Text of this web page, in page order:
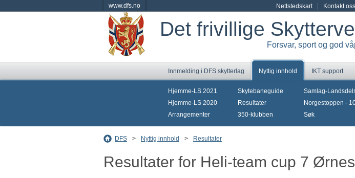
www.dfs.no Nettstedskart Kontakt oss
Det frivillige
Forsvar, sport og god
Innmelding i DFS skytterlag Nyttig innhold IKT support
Hjemme-LS 2021
Hjemme-LS 2020
Arrangementer
Skytebaneguide
Resultater
350-klubben
Samlag-
Norgestoppen -
Søk
DFS > Nyttig innhold > Resultater
Resultater for Heli-team cup 7 Ørnes